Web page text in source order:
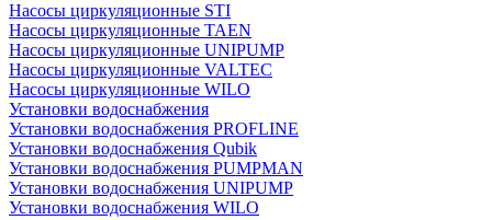
Насосы циркуляционные STI
Насосы циркуляционные TAEN
Насосы циркуляционные UNIPUMP
Насосы циркуляционные VALTEC
Насосы циркуляционные WILO
Установки водоснабжения
Установки водоснабжения PROFLINE
Установки водоснабжения Qubik
Установки водоснабжения PUMPMAN
Установки водоснабжения UNIPUMP
Установки водоснабжения WILO